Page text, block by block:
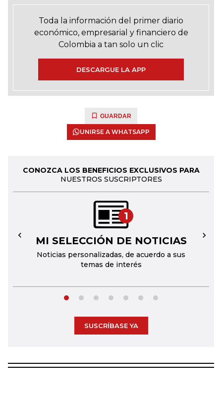
Toda la información del primer diario
económico, empresarial y financiero de
Colombia a tan solo un clic
DESCARGUE LA APP
GUARDAR
UNIRSE A WHATSAPP
CONOZCA LOS BENEFICIOS EXCLUSIVOS PARA
NUESTROS SUSCRIPTORES
1
MI SELECCIÓN DE NOTICIAS
Noticias personalizadas, de acuerdo a sus
temas de interés
← →
SUSCRÍBASE YA